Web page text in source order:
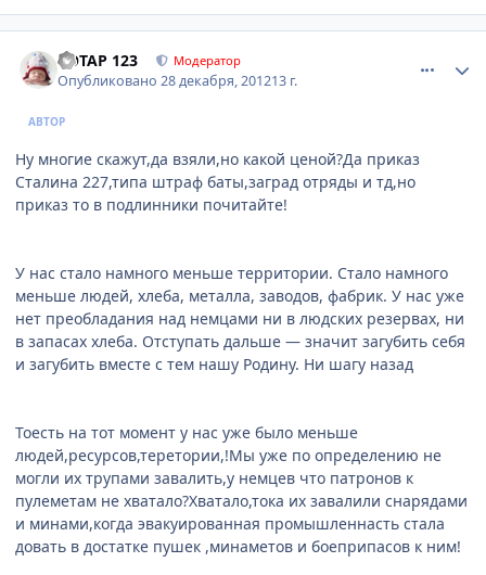
POTAP 123 Модератор
Опубликовано28 декабря, 201213 г.
АВТОР
Ну многие скажут,да взяли,но какой ценой?Да приказ
Сталина 227,типа штраф баты,заград отряды и тд,но
приказ то в подлинники почитайте!
У нас стало намного меньше территории. Стало намного
меньше людей, хлеба, металла, заводов, фабрик. У нас уже
нет преобладания над немцами ни в людских резервах, ни
в запасах хлеба. Отступать дальше — значит загубить себя
и загубить вместе с тем нашу Родину. Ни шагу назад
Тоесть на тот момент у нас уже было меньше
людей,ресурсов,теретории,!Мы уже по определению не
могли их трупами завалить,у немцев что патронов к
пулеметам не хватало?Хватало,тока их завалили снарядами
и минами,когда эвакуированная промышленнасть стала
довать в достатке пушек ,минаметов и боеприпасов к ним!